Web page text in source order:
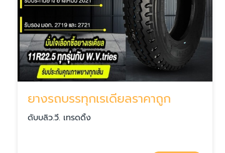
ยางรถบรรทุกเรเดียลราคาถูก
ดับบลิว.วี. เทรดดิ้ง